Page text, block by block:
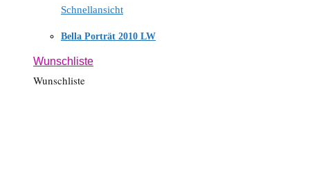
Schnellansicht
Bella Porträt 2010 LW
Wunschliste
Wunschliste